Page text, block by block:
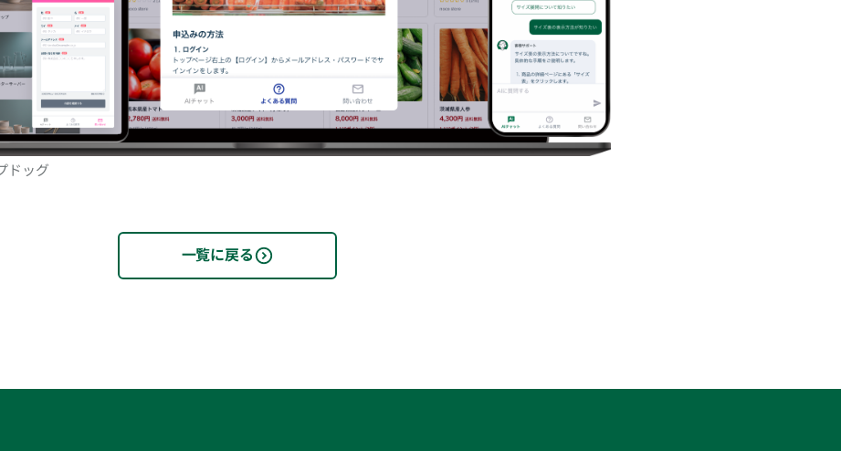
ドッグ
一覧に戻る